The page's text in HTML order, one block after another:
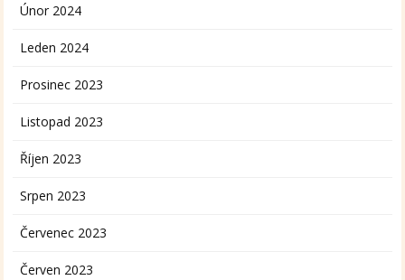
Únor 2024
Leden 2024
Prosinec 2023
Listopad 2023
Říjen 2023
Srpen 2023
Červenec 2023
Červen 2023